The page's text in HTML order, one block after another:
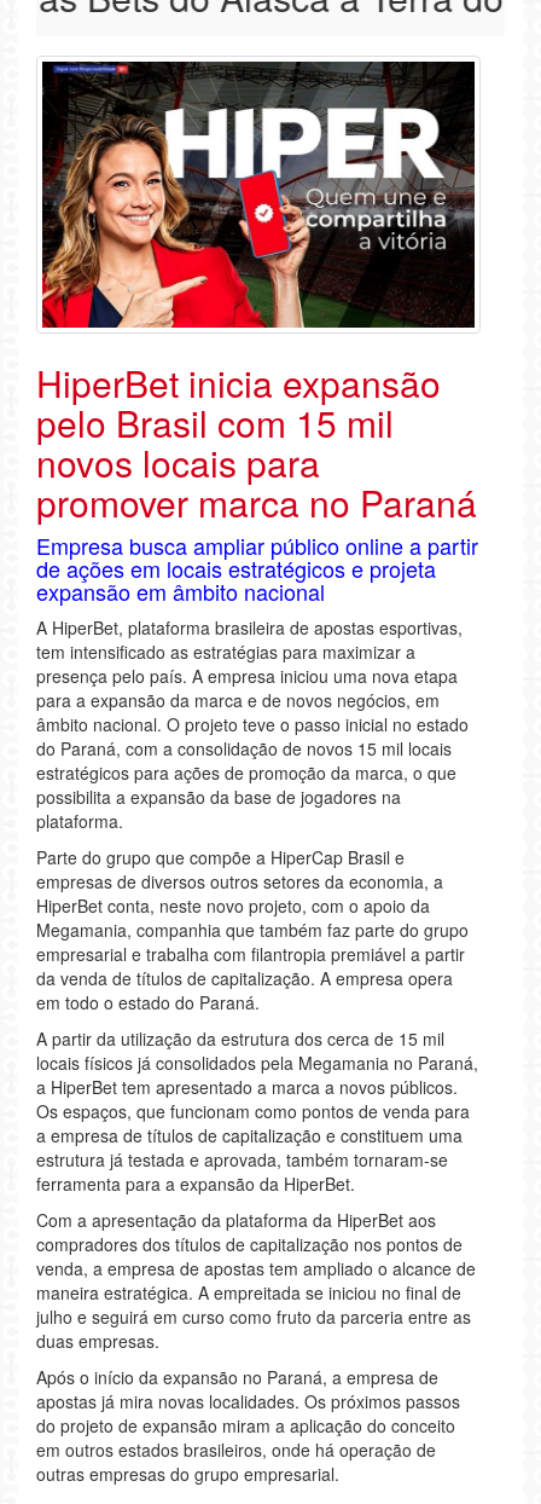
HiperBet inicia expansão
pelo Brasil com 15 mil
novos locais para
promover marca no Paraná
Empresa busca ampliar público online a partir
de ações em locais estratégicos e projeta
expansão em âmbito nacional
A HiperBet, plataforma brasileira de apostas esportivas,
tem intensificado as estratégias para maximizar a
presença pelo país. A empresa iniciou uma nova etapa
para a expansão da marca e de novos negócios, em
âmbito nacional. O projeto teve o passo inicial no estado
do Paraná, com a consolidação de novos 15 mil locais
estratégicos para ações de promoção da marca, o que
possibilita a expansão da base de jogadores na
plataforma.
Parte do grupo que compõe a HiperCap Brasil e
empresas de diversos outros setores da economia, a
HiperBet conta, neste novo projeto, com o apoio da
Megamania, companhia que também faz parte do grupo
empresarial e trabalha com filantropia premiável a partir
da venda de títulos de capitalização. A empresa opera
em todo o estado do Paraná.
A partir da utilização da estrutura dos cerca de 15 mil
locais físicos já consolidados pela Megamania no Paraná,
a HiperBet tem apresentado a marca a novos públicos.
Os espaços, que funcionam como pontos de venda para
a empresa de títulos de capitalização e constituem uma
estrutura já testada e aprovada, também tornaram-se
ferramenta para a expansão da HiperBet.
Com a apresentação da plataforma da HiperBet aos
compradores dos títulos de capitalização nos pontos de
venda, a empresa de apostas tem ampliado o alcance de
maneira estratégica. A empreitada se iniciou no final de
julho e seguirá em curso como fruto da parceria entre as
duas empresas.
Após o início da expansão no Paraná, a empresa de
apostas já mira novas localidades. Os próximos passos
do projeto de expansão miram a aplicação do conceito
em outros estados brasileiros, onde há operação de
outras empresas do grupo empresarial.